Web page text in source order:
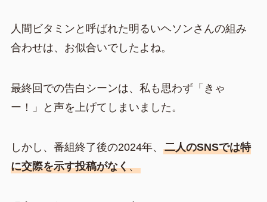
人間ビタミンと呼ばれた明るいヘソンさんの組み
合わせは、お似合いでしたよね。
最終回での告白シーンは、私も思わず「きゃ
ー！」と声を上げてしまいました。
しかし、番組終了後の2024年、 二人のSNSでは特
に交際を示す投稿がなく、